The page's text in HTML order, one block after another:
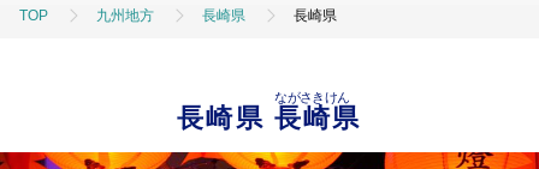
TOP 九州地方 長崎県 長崎県
長崎県長崎県
ながさきけん